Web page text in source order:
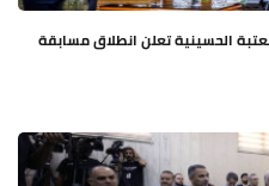
الحسينية تعلن انطلاق مسابقة